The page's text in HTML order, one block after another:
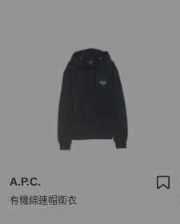
A.P.C.
有機綿連帽衛衣